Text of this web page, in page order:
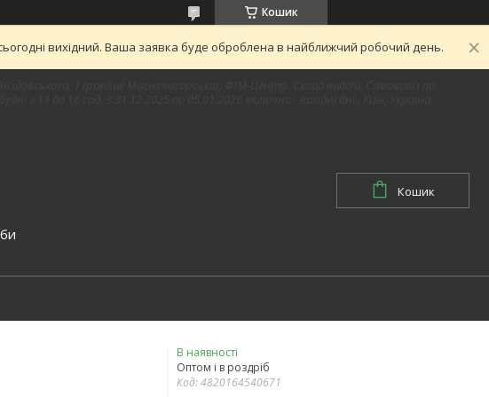
Кошик
вихідний. Ваша заявка буде оброблена в найближчий робочий день.
Кошик
В наявності
Оптом і в роздріб
Код:4820164540671